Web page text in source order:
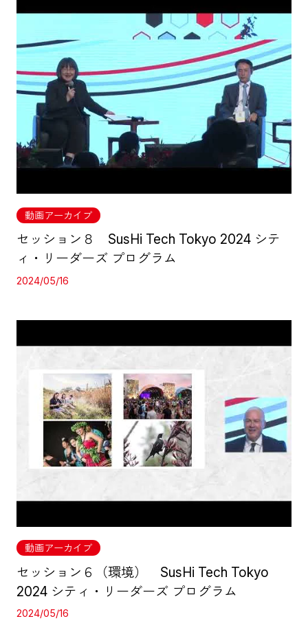
動画アーカイブ
セッション８ SusHi Tech Tokyo 2024 シテ
ィ・リーダーズ プログラム
2024/05/16
動画アーカイブ
セッション６（環境） SusHi Tech Tokyo
2024 シティ・リーダーズ プログラム
2024/05/16